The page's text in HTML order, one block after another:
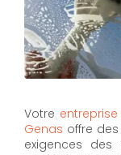
Votre
Genas offre
exigences des